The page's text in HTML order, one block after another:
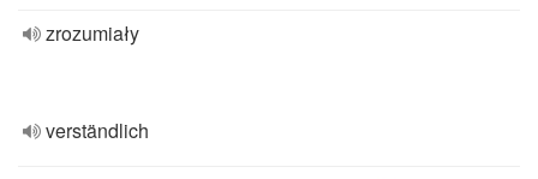
zrozumiały
verständlich